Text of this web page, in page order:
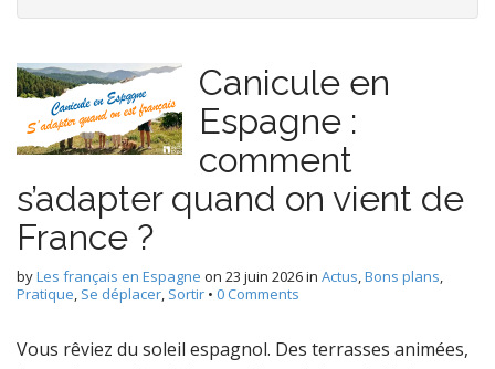
Canicule en
Espagne :
comment
s’adapter quand on vient de
France ?
byLes français en Espagne on 23 juin 2026in Actus,Bons plans,
Pratique, Se déplacer, Sortir • 0 Comments
Vous rêviez du soleil espagnol. Des terrasses animées,